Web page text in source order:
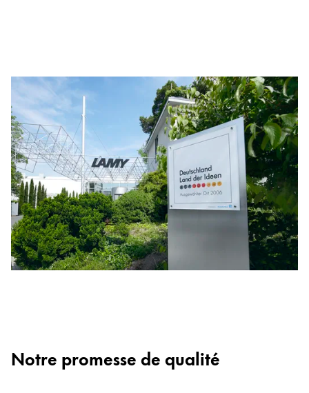
Lettering Workshop
Écriture créative
LAMY Stories
LAMY dialog urushi
Entreprise
Corporate Culture
Qualité
Design
Responsabilité
À propos de votre commande
Notre promesse de qualité